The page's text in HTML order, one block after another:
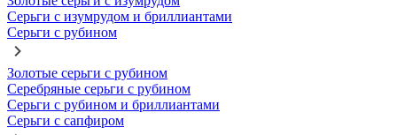
Серьги с изумрудом и бриллиантами
Серьги с рубином
Золотые серьги с рубином
Серебряные серьги с рубином
Серьги с рубином и бриллиантами
Серьги с сапфиром